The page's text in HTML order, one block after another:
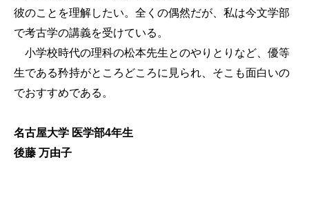
彼のことを理解したい。全くの偶然だが、私は今文学部
で考古学の講義を受けている。
小学校時代の理科の松本先生とのやりとりなど、優等
生である矜持がところどころに見られ、そこも面白いの
でおすすめである。
名古屋大学 医学部4年生
後藤 万由子